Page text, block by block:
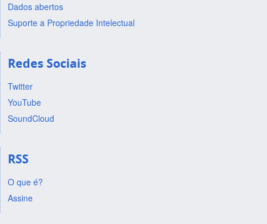
Dados abertos
Suporte a Propriedade Intelectual
Redes Sociais
Twitter
YouTube
SoundCloud
RSS
O que é?
Assine